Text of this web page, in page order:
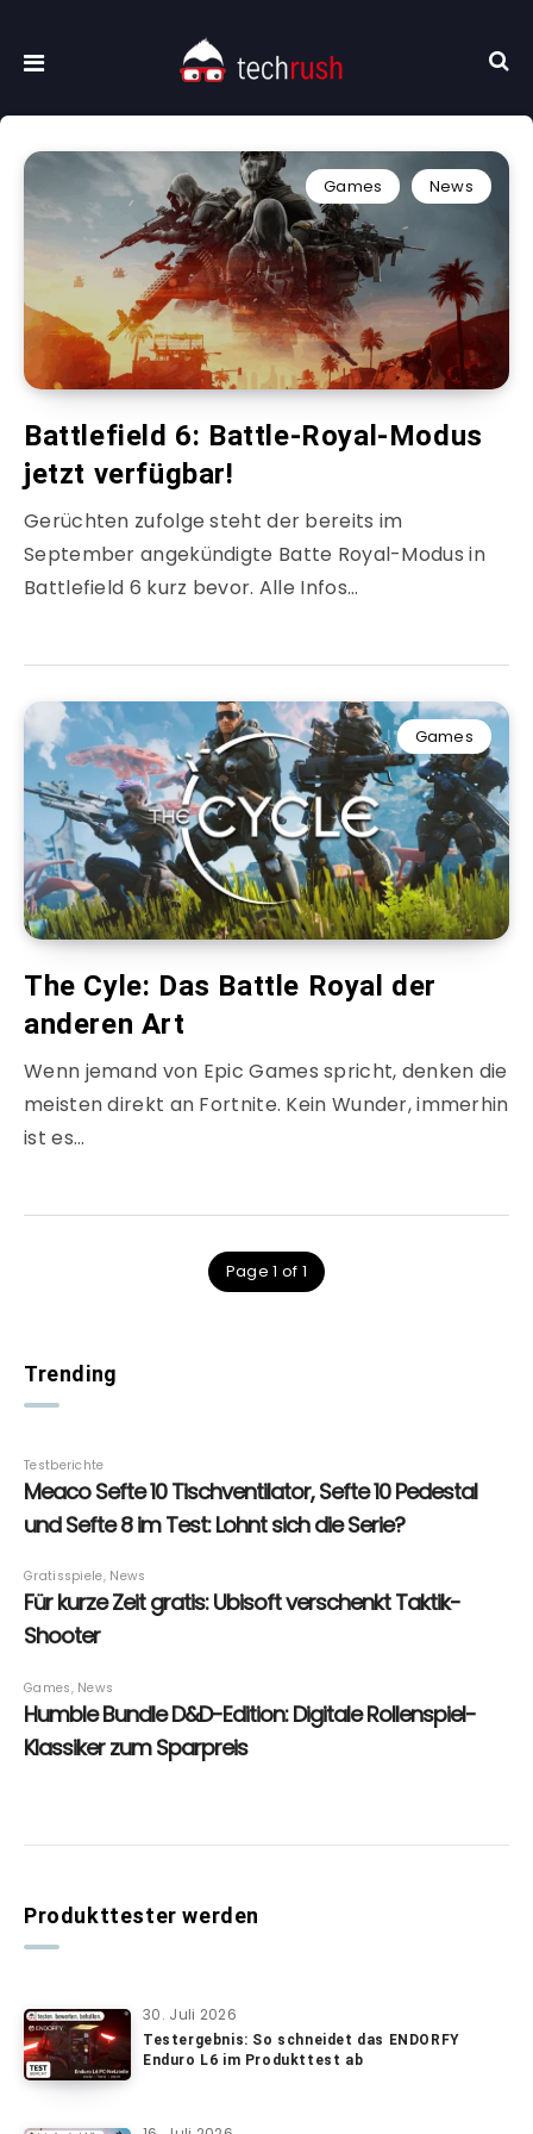
Games News
Battlefield 6: Battle-Royal-Modus
jetzt verfügbar!
Gerüchten zufolge steht der bereits im
September angekündigte Batte Royal-Modus in
Battlefield 6 kurz bevor. Alle Infos…
Games
The Cyle: Das Battle Royal der
anderen Art
Wenn jemand von Epic Games spricht, denken die
meisten direkt an Fortnite. Kein Wunder, immerhin
ist es…
Page 1 of 1
Trending
Produkttester werden
30. Juli 2026
Testergebnis: So schneidet das ENDORFY
Enduro L6 im Produkttest ab